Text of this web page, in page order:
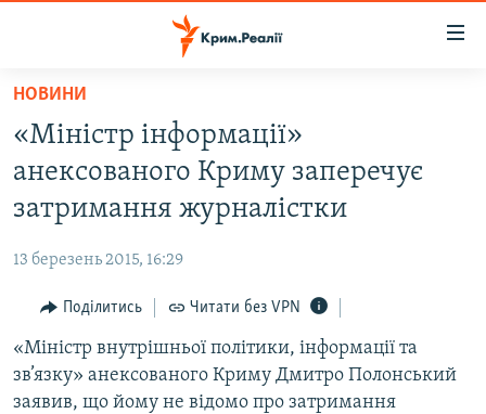
Перейти
основного
матеріалу
до
основної
навігації
Перейти
пошуку
ВОДА.КРИМ
БЛОГИ
ПОГЛЯД
ІНТЕРВ'Ю
ВСЕ ЗА ДЕНЬ
НОВИНИ
«Міністр інформації»
анексованого Криму заперечує
затримання журналістки
13 березень 2015, 16:29
Поділитись Читати без VPN
«Міністр внутрішньої політики, інформації та
зв’язку» анексованого Криму Дмитро Полонський
заявив, що йому не відомо про затримання